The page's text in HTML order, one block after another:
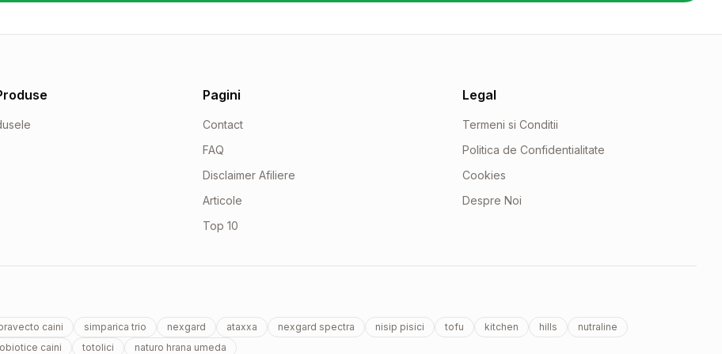
Pagini
Contact
FAQ
Disclaimer Afiliere
Articole
Top 10
Legal
Termeni si Conditii
Politica de Confidentialitate
Cookies
Despre Noi
caini simparica trio nexgard ataxxa nexgard spectra nisip pisici tofu kitchen hills
nutraline
caini totolici naturo hrana umeda